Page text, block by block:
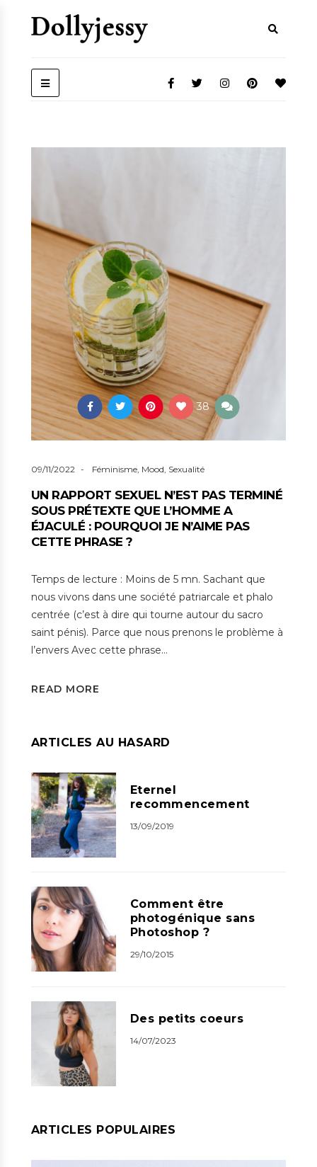
38
09/11/2022 Féminisme, Mood, Sexualité
UN RAPPORT SEXUEL N’EST PAS TERMINÉ
SOUS PRÉTEXTE QUE L’HOMME A
ÉJACULÉ : POURQUOI JE N’AIME PAS
CETTE PHRASE ?
Temps de lecture : Moins de 5 mn. Sachant que
nous vivons dans une société patriarcale et phalo
centrée (c’est à dire qui tourne autour du sacro
saint pénis). Parce que nous prenons le problème à
l’envers Avec cette phrase…
READ MORE
ARTICLES AU HASARD
Eternel
recommencement
13/09/2019
Comment être
photogénique sans
Photoshop ?
29/10/2015
Des petits coeurs
14/07/2023
ARTICLES POPULAIRES